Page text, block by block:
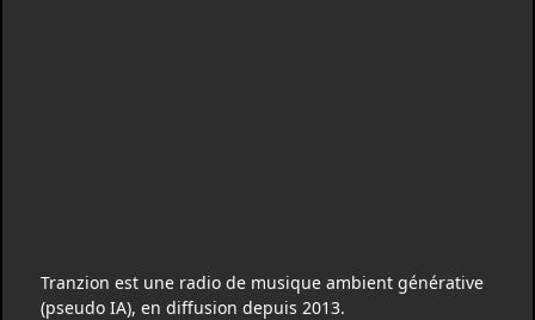
Tranzion est une radio de musique ambient générative
(pseudo IA), en diffusion depuis 2013.